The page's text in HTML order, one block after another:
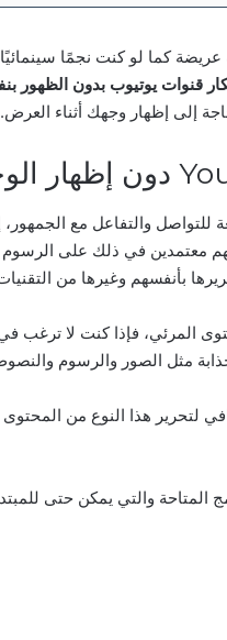
كما لو كنت نجمًا سينمائيًا
قنوات يوتيوب بدون الظهور
إلى إظهار وجهك أثناء العرض.
والتفاعل مع الجمهور،
معتمدين في ذلك على الرسوم
بأنفسهم وغيرها من
المرئي، فإذا كنت لا ترغب
مثل الصور والرسوم
هذا النوع من المحتوى
المتاحة والتي يمكن حتى